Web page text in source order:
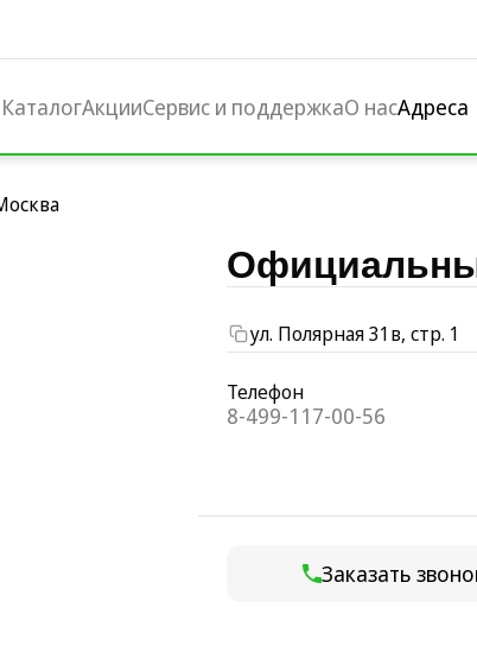
КаталогАкцииСервис и поддержкаО насАдреса
ул. Полярная 31в, стр. 1
Телефон
8-499-117-00-56
Заказать